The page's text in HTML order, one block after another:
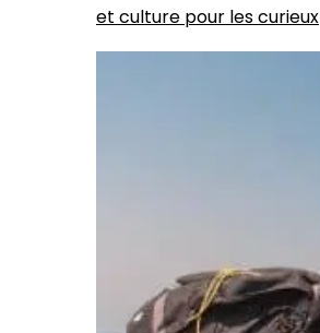
et culture pour les curieux